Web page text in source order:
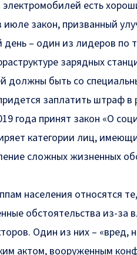
есть
закон, призванный
день – один из лидеров по
зарядных
должны быть со
заплатить штраф в
года принят закон «О
категории лиц,
сложных жизненных
населения относятся
обстоятельства из-за
Один из них –
актом, вооруженным